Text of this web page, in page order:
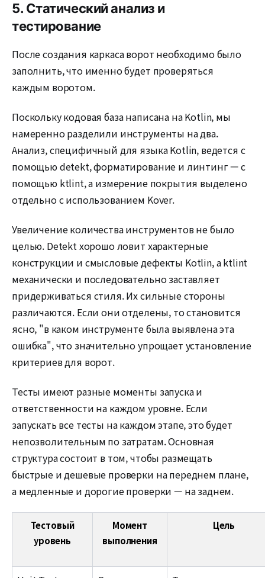
5. Статический анализ и
тестирование
После создания каркаса ворот необходимо было
заполнить, что именно будет проверяться
каждым воротом.
Поскольку кодовая база написана на Kotlin, мы
намеренно разделили инструменты на два.
Анализ, специфичный для языка Kotlin, ведется с
помощью detekt, форматирование и линтинг — с
помощью ktlint, а измерение покрытия выделено
отдельно с использованием Kover.
Увеличение количества инструментов не было
целью. Detekt хорошо ловит характерные
конструкции и смысловые дефекты Kotlin, а ktlint
механически и последовательно заставляет
придерживаться стиля. Их сильные стороны
различаются. Если они отделены, то становится
ясно, "в каком инструменте была выявлена эта
ошибка", что значительно упрощает установление
критериев для ворот.
Тесты имеют разные моменты запуска и
ответственности на каждом уровне. Если
запускать все тесты на каждом этапе, это будет
непозволительным по затратам. Основная
структура состоит в том, чтобы размещать
быстрые и дешевые проверки на переднем плане,
а медленные и дорогие проверки — на заднем.
Тестовый
уровень
Момент
выполнения
Цель